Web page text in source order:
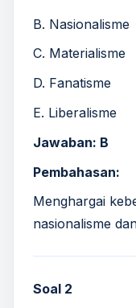
B. Nasionalisme
C. Materialisme
D. Fanatisme
E. Liberalisme
Jawaban: B
Pembahasan:
Menghargai
nasionalisme
Soal 2